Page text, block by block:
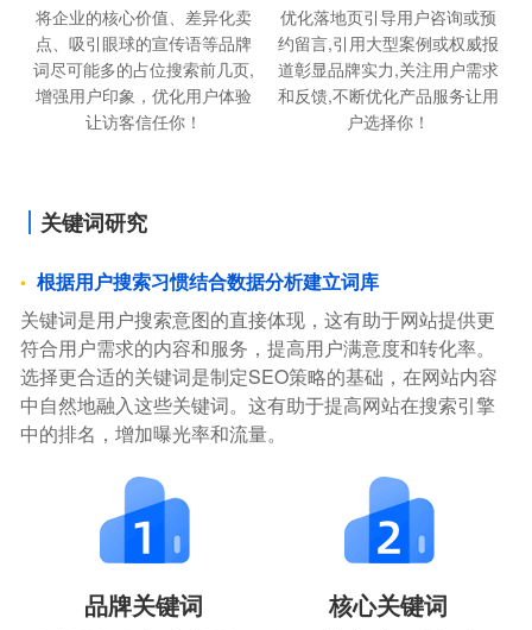
将企业的核心价值、差异化卖
点、吸引眼球的宣传语等品牌
词尽可能多的占位搜索前几页,
增强用户印象，优化用户体验
让访客信任你！
优化落地页引导用户咨询或预
约留言,引用大型案例或权威报
道彰显品牌实力,关注用户需求
和反馈,不断优化产品服务让用
户选择你！
关键词研究
根据用户搜索习惯结合数据分析建立词库
关键词是用户搜索意图的直接体现，这有助于网站提供更
符合用户需求的内容和服务，提高用户满意度和转化率。
选择更合适的关键词是制定SEO策略的基础，在网站内容
中自然地融入这些关键词。这有助于提高网站在搜索引擎
中的排名，增加曝光率和流量。
品牌关键词 核心关键词